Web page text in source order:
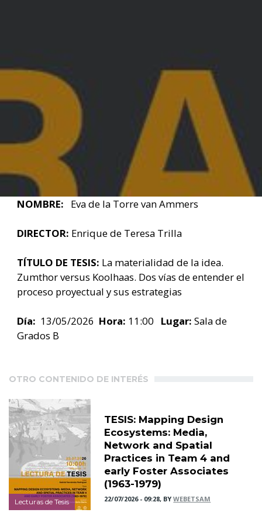
NOMBRE: Eva de la Torre van Ammers
DIRECTOR: Enrique de Teresa Trilla
TÍTULO DE TESIS: La materialidad de la idea.
Zumthor versus Koolhaas. Dos vías de entender el
proceso proyectual y sus estrategias
Día: 13/05/2026 Hora: 11:00 Lugar: Sala de
Grados B
OTRO CONTENIDO DE INTERÉS
Lecturas de Tesis
TESIS: Mapping Design
Ecosystems: Media,
Network and Spatial
Practices in Team 4 and
early Foster Associates
(1963-1979)
22/07/2026 - 09:28, BYWEBETSAM